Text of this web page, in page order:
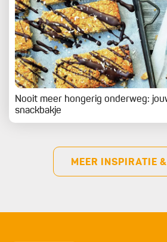
Nooit meer hongerig onderweg:
snackbakje
MEER INSPIRATIE